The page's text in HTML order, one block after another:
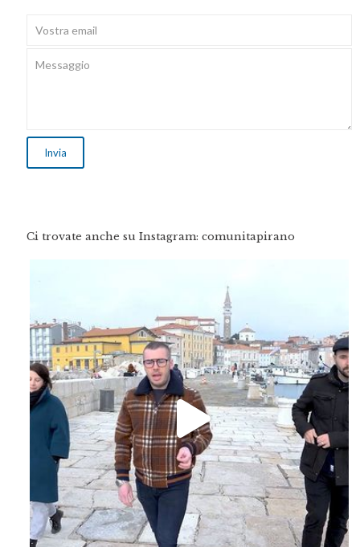
Ci trovate anche su Instagram: comunitapirano